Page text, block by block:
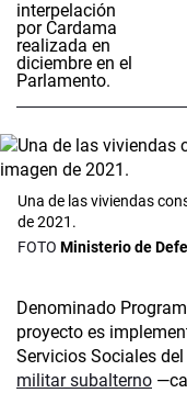
Una de las viviendas
de 2021.
Ministerio de
Denominado
proyecto es
Servicios Sociales
militar subalterno